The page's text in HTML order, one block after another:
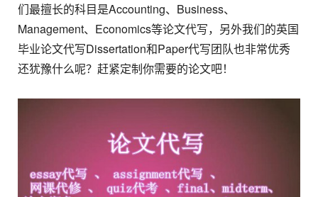
们最擅长的科目是Accounting、Business、
Management、Economics等论文代写，另外我们的英国
毕业论文代写Dissertation和Paper代写团队也非常优秀
还犹豫什么呢？赶紧定制你需要的论文吧！